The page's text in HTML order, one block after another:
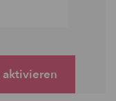
aktivieren